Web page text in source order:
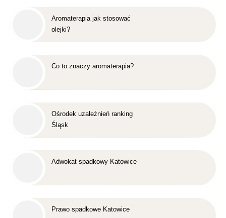
Aromaterapia jak stosować
olejki?
Co to znaczy aromaterapia?
Ośrodek uzależnień ranking
Śląsk
Adwokat spadkowy Katowice
Prawo spadkowe Katowice